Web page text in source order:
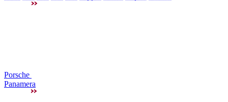
Porsche
Panamera